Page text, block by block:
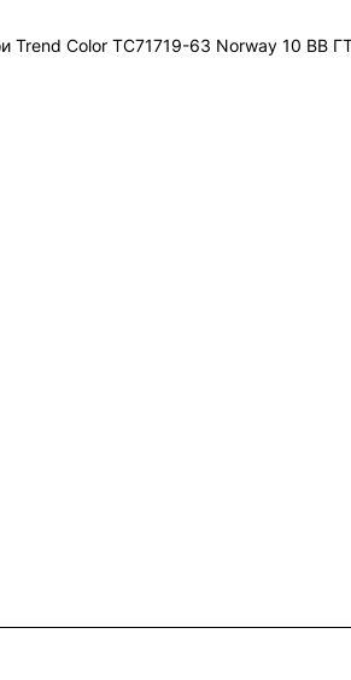
Trend Color ТС71719-63 Norway 10 ВВ